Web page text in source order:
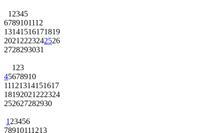
1 2345
6789101112
13141516171819
2021 2223242526
2728293031
1 23
45678910
11121314151617
18192021 222324
252627282930
1 23456
78910111213